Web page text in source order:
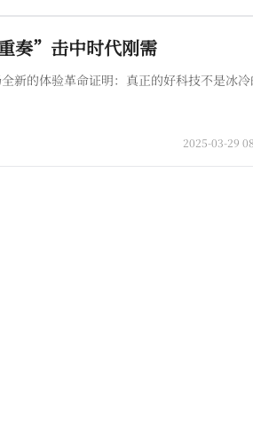
奏”击中时代刚需
的体验革命证明：真正的好科技不是冰冷
2025-03-29